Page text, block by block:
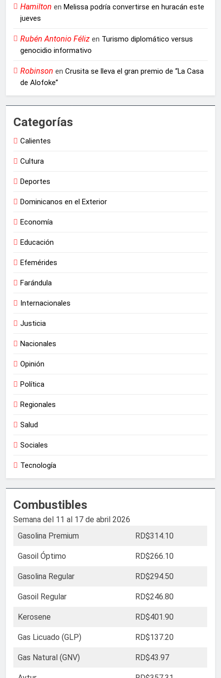
Hamilton en Melissa podría convertirse en huracán este
jueves
Rubén Antonio Féliz en Turismo diplomático versus
genocidio informativo
Robinson en Crusita se lleva el gran premio de “La Casa
de Alofoke”
Categorías
Calientes
Cultura
Deportes
Dominicanos en el Exterior
Economía
Educación
Efemérides
Farándula
Internacionales
Justicia
Nacionales
Opinión
Política
Regionales
Salud
Sociales
Tecnología
Combustibles
Semana del 11 al 17 de abril 2026
Gasolina Premium
RD$314.10
Gasoil Óptimo RD$266.10
Gasolina Regular RD$294.50
Gasoil Regular RD$246.80
Kerosene RD$401.90
Gas Licuado (GLP) RD$137.20
Gas Natural (GNV) RD$43.97